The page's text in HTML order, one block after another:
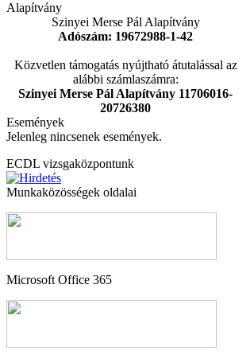
Alapítvány
Szinyei Merse Pál Alapítvány
Adószám: 19672988-1-42
Közvetlen támogatás nyújtható átutalással az
alábbi számlaszámra:
Szinyei Merse Pál Alapítvány 11706016-
20726380
Események
Jelenleg nincsenek események.
ECDL vizsgaközpontunk
Munkaközösségek oldalai
Microsoft Office 365